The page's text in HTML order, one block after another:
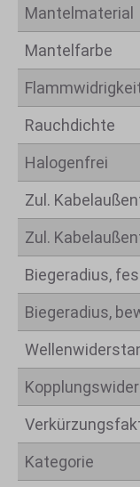
Mantelmaterial
Mantelfarbe
Rauchdichte
Halogenfrei
Zul.
Zul.
Biegeradius,
Biegeradius,
Kategorie